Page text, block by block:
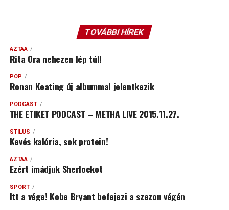
TOVÁBBI HÍREK
AZTAA
Rita Ora nehezen lép túl!
POP
Ronan Keating új albummal jelentkezik
PODCAST
THE ETIKET PODCAST – METHA LIVE 2015.11.27.
STÍLUS
Kevés kalória, sok protein!
AZTAA
Ezért imádjuk Sherlockot
SPORT
Itt a vége! Kobe Bryant befejezi a szezon végén